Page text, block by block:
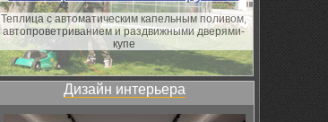
Теплица с автоматическим капельным поливом,
автопроветриванием и раздвижными дверями-
купе
Дизайн интерьера